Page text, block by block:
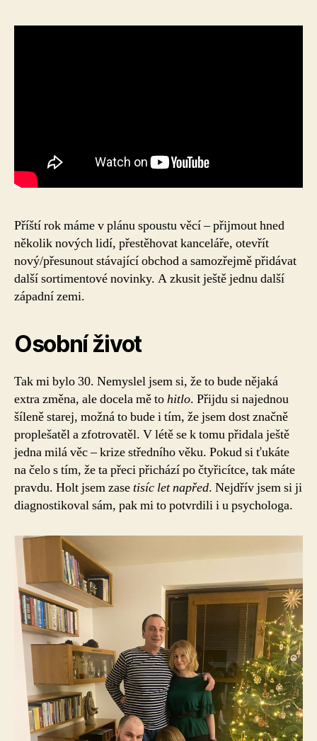
Příští rok máme v plánu spoustu věcí – přijmout hned
několik nových lidí, přestěhovat kanceláře, otevřít
nový/přesunout stávající obchod a samozřejmě přidávat
další sortimentové novinky. A zkusit ještě jednu další
západní zemi.
Osobní život
Tak mi bylo 30. Nemyslel jsem si, že to bude nějaká
extra změna, ale docela mě tohitlo. Přijdu si najednou
šíleně starej, možná to bude i tím, že jsem dost značně
proplešatěl a zfotrovatěl. V létě se k tomu přidala ještě
jedna milá věc – krize středního věku. Pokud si ťukáte
na čelo s tím, že ta přeci přichází po čtyřicítce, tak máte
pravdu. Holt jsem zasetisíc let napřed. Nejdřív jsem si ji
diagnostikoval sám, pak mi to potvrdili i u psychologa.